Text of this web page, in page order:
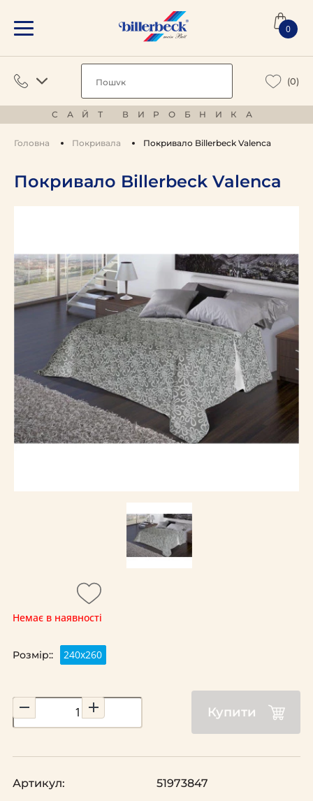
0
(0)
САЙТ ВИРОБНИКА
Головна Покривала Покривало Billerbeck Valenca
Покривало Billerbeck Valenca
Немає в наявності
Розмір:: 240х260
Купити
Артикул:
51973847